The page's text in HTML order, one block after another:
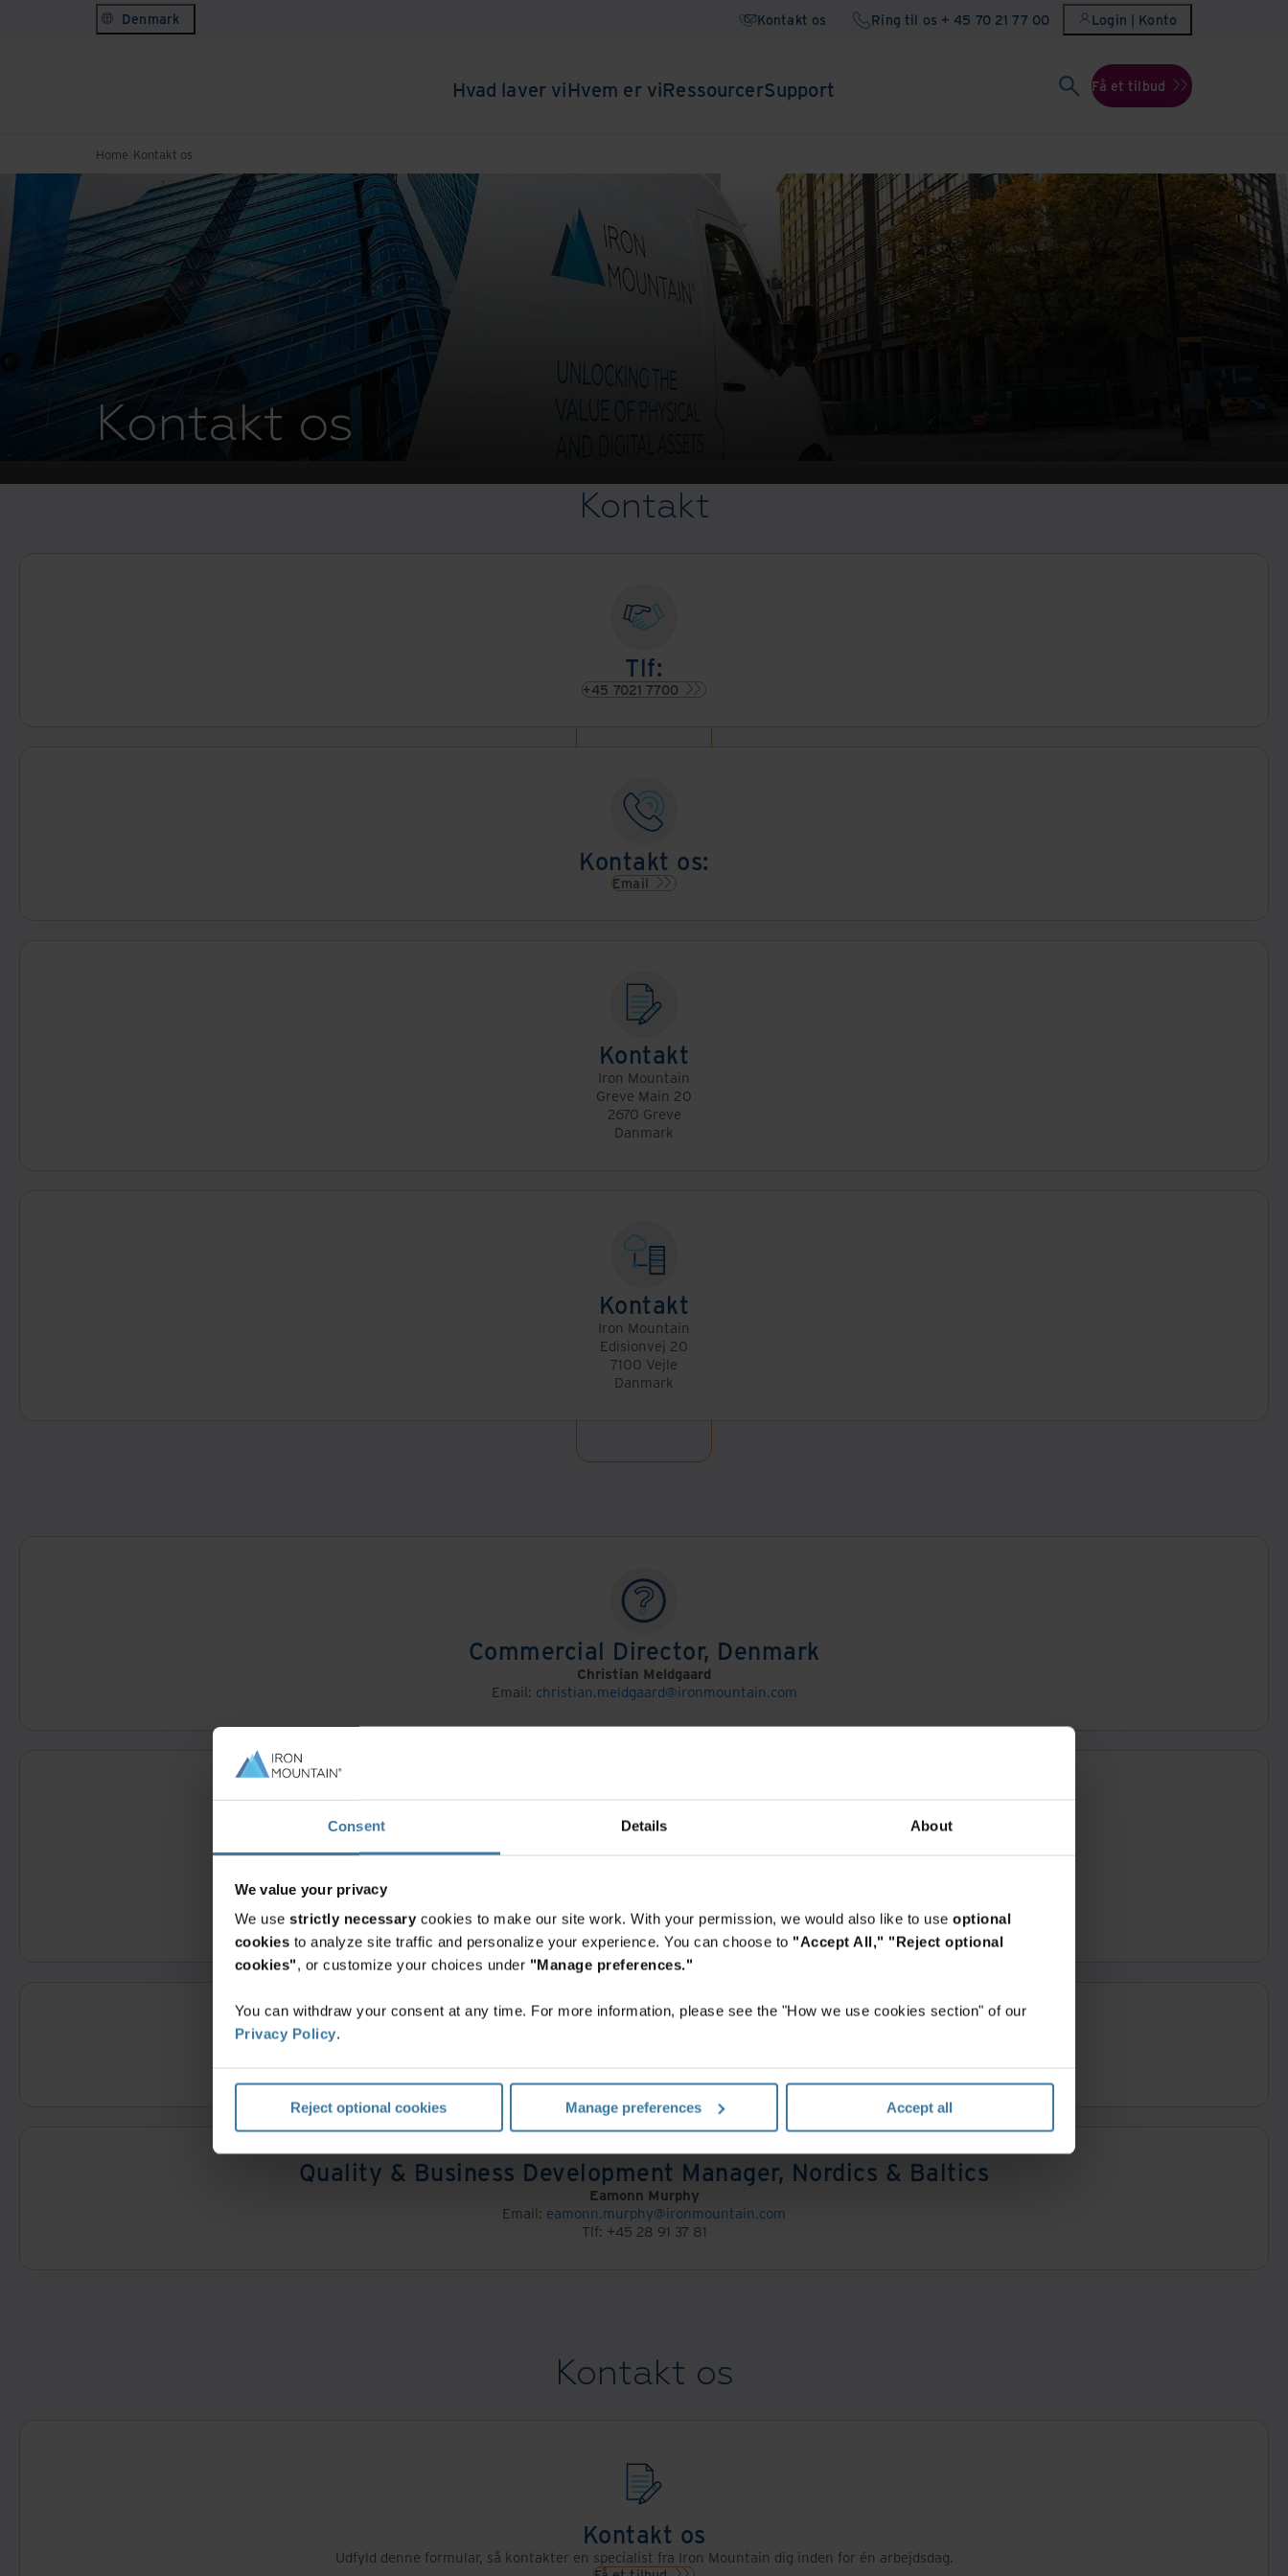
Consent Details About
We value your privacy
We use strictly necessary cookies to make our site work. With your permission, we would also like to use optional
cookies to analyze site traffic and personalize your experience. You can choose to "Accept All," "Reject optional
cookies", or customize your choices under "Manage preferences."
You can withdraw your consent at any time. For more information, please see the "How we use cookies section" of our
Privacy Policy.
Reject optional cookies Manage preferences Accept all
Denmark Kontakt os Ring til os + 45 70 21 77 00 Login | Konto
Hvad laver viHvem er viRessourcerSupport Få et tilbud
Home Kontakt os
Kontakt os
Kontakt
Tlf:
+45 7021 7700
Kontakt os:
Email
Kontakt
Iron Mountain
Greve Main 20
2670 Greve
Danmark
Kontakt
Iron Mountain
Edisionvej 20
7100 Vejle
Danmark
Commercial Director, Denmark
Christian Meldgaard
Email: christian.meldgaard@ironmountain.com
Customer care team manager, Denmark
Tlf: +47 6498 6630
Operations Manager, Denmark
Email:jeanette.joergensen@ironmountain.com
Quality & Business Development Manager, Nordics & Baltics
Eamonn Murphy
Email: eamonn.murphy@ironmountain.com
Tlf: +45 28 91 37 81
Kontakt os
Kontakt os
Udfyld denne formular, så kontakter en specialist fra Iron Mountain dig inden for én arbejdsdag.